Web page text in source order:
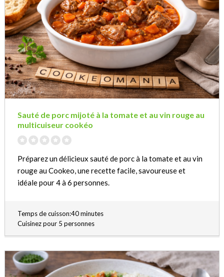
Sauté de porc mijoté à la tomate et au vin rouge au
multicuiseur cookéo
Préparez un délicieux sauté de porc à la tomate et au vin
rouge au Cookeo, une recette facile, savoureuse et
idéale pour 4 à 6 personnes.
Temps de cuisson:40 minutes
Cuisinez pour 5 personnes